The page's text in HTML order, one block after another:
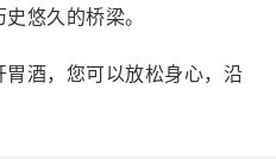
悠久的桥梁。
酒，您可以放松身心，沿